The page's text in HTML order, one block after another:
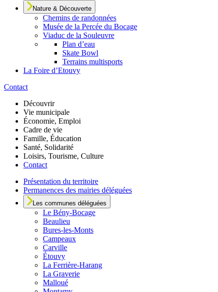
Nature & Découverte
Chemins de randonnées
Musée de la Percée du Bocage
Viaduc de la Souleuvre
Plan d’eau
Skate Bowl
Terrains multisports
La Foire d’Etouvy
Contact
Découvrir
Vie municipale
Économie, Emploi
Cadre de vie
Famille, Éducation
Santé, Solidarité
Loisirs, Tourisme, Culture
Contact
Présentation du territoire
Permanences des mairies déléguées
Les communes déléguées
Le Bény-Bocage
Beaulieu
Bures-les-Monts
Campeaux
Carville
Étouvy
La Ferrière-Harang
La Graverie
Malloué